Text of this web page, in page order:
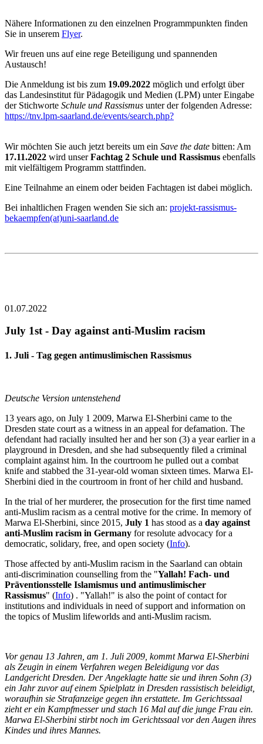
Nähere Informationen zu den einzelnen Programmpunkten finden
Sie in unserem Flyer.
Wir freuen uns auf eine rege Beteiligung und spannenden
Austausch!
Die Anmeldung ist bis zum 19.09.2022 möglich und erfolgt über
das Landesinstitut für Pädagogik und Medien (LPM) unter Eingabe
der Stichworte Schule und Rassismus unter der folgenden Adresse:
https://tnv.lpm-saarland.de/events/search.php?
Wir möchten Sie auch jetzt bereits um ein Save the date bitten: Am
17.11.2022 wird unserFachtag 2 Schule und Rassismus ebenfalls
mit vielfältigem Programm stattfinden.
Eine Teilnahme an einem oder beiden Fachtagen ist dabei möglich.
Bei inhaltlichen Fragen wenden Sie sich an: projekt-rassismus-
bekaempfen(at)uni-saarland.de
01.07.2022
July 1st - Day against anti-Muslim racism
1. Juli - Tag gegen antimuslimischen Rassismus
Deutsche Version untenstehend
13 years ago, on July 1 2009, Marwa El-Sherbini came to the
Dresden state court as a witness in an appeal for defamation. The
defendant had racially insulted her and her son (3) a year earlier in a
playground in Dresden, and she had subsequently filed a criminal
complaint against him. In the courtroom he pulled out a combat
knife and stabbed the 31-year-old woman sixteen times. Marwa El-
Sherbini died in the courtroom in front of her child and husband.
In the trial of her murderer, the prosecution for the first time named
anti-Muslim racism as a central motive for the crime. In memory of
Marwa El-Sherbini, since 2015, July 1 has stood as a day against
anti-Muslim racism in Germany for resolute advocacy for a
democratic, solidary, free, and open society (Info).
Those affected by anti-Muslim racism in the Saarland can obtain
anti-discrimination counselling from the "Yallah! Fach- und
Präventionsstelle Islamismus und antimuslimischer
Rassismus" (Info) . "Yallah!" is also the point of contact for
institutions and individuals in need of support and information on
the topics of Muslim lifeworlds and anti-Muslim racism.
Vor genau 13 Jahren, am 1. Juli 2009, kommt Marwa El-Sherbini
als Zeugin in einem Verfahren wegen Beleidigung vor das
Landgericht Dresden. Der Angeklagte hatte sie und ihren Sohn (3)
ein Jahr zuvor auf einem Spielplatz in Dresden rassistisch beleidigt,
woraufhin sie Strafanzeige gegen ihn erstattete. Im Gerichtssaal
zieht er ein Kampfmesser und stach 16 Mal auf die junge Frau ein.
Marwa El-Sherbini stirbt noch im Gerichtssaal vor den Augen ihres
Kindes und ihres Mannes.